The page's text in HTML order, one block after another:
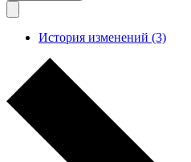
История изменений (3)